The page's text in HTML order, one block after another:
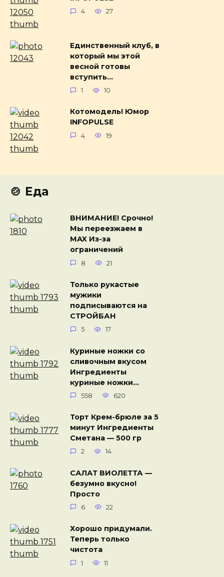
4 27
Единственный клуб, в
который мы этой
весной готовы
вступить…
1 10
Котомодель! Юмор
INFOPULSE
4 19
🍲 Еда
ВНИМАНИЕ! Срочно!
Мы переезжаем в
MAX Из-за
ограничений
8 21
Только рукастые
мужики
подписываются на
СТРОЙБАН
5 17
Куриные ножки со
сливочным вкусом
Ингредиенты
куриные ножки…
558 620
Торт Крем-брюле за 5
минут Ингредиенты
Сметана — 500 гр
2 14
САЛАТ ВИОЛЕТТА —
безумно вкусно!
Просто
6 22
Хорошо придумали.
Теперь только
чистота
1 11